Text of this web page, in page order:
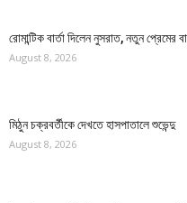
রোমান্টিক বার্তা দিলেন নুসরাত, নতুন প্রেমের
August 8, 2026
মিঠুন চক্রবর্তীকে দেখতে হাসপাতালে শুভেন্দু
August 8, 2026